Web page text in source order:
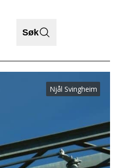
Søk
Njål Svingheim